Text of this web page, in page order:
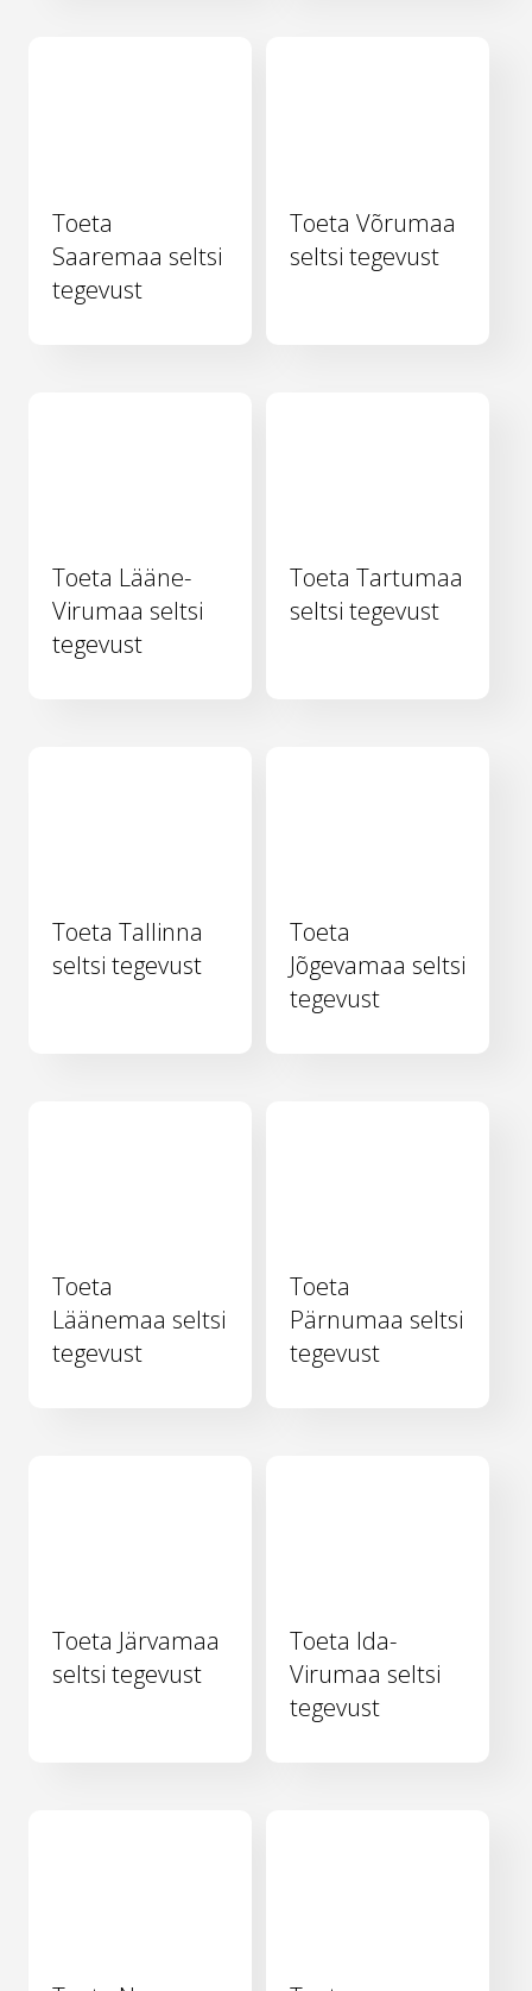
Toeta
Saaremaa seltsi
tegevust
Toeta Võrumaa
seltsi tegevust
Toeta Lääne-
Virumaa seltsi
tegevust
Toeta Tartumaa
seltsi tegevust
Toeta Tallinna
seltsi tegevust
Toeta
Jõgevamaa seltsi
tegevust
Toeta
Läänemaa seltsi
tegevust
Toeta
Pärnumaa seltsi
tegevust
Toeta Järvamaa
seltsi tegevust
Toeta Ida-
Virumaa seltsi
tegevust